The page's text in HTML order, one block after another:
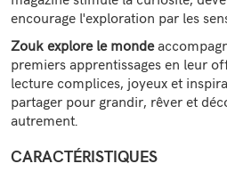
encourage l'exploration par les
Zouk explore le monde
premiers apprentissages en leur
lecture complices, joyeux et
partager pour grandir, rêver et
autrement.
CARACTÉRISTIQUES